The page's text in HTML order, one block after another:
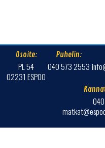
Osoite:
PL 54
02231 ESPOO
Puhelin:
040 573 2553